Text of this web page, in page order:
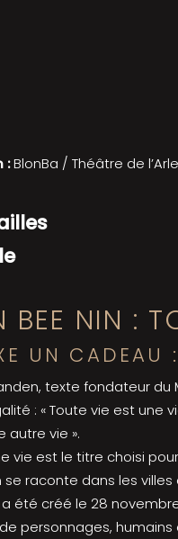
:BlonBa / Théâtre de
BEE NIN :
UN CADEAU
texte fondateur du
: « Toute vie est une
autre vie ».
vie est le titre choisi
se raconte dans les
été créé le 28
personnages,